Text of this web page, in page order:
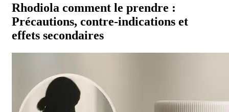
Rhodiola comment le prendre :
Précautions, contre-indications et
effets secondaires